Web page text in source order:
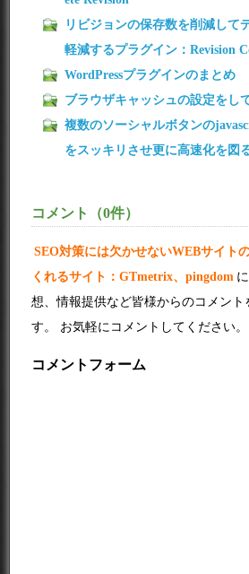
リビジョンの保存数を削減して
軽減するプラグイン：Revision
WordPressプラグインのまとめ
ブラウザキャッシュの設定をし
複数のソーシャルボタンの
をスッキリさせ更に高速化を図
コメント（0件）
SEO対策には欠かせないWEBサイト
くれるサイト：GTmetrix、pingdom
想、情報提供など皆様からのコメント
す。 お気軽にコメントしてください。
コメントフォーム